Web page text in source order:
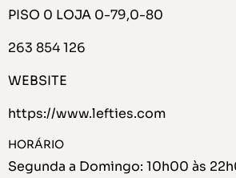
PISO 0 LOJA 0-79,0-80
263 854 126
WEBSITE
https://www.lefties.com
HORÁRIO
Segunda a Domingo: 10h00 às